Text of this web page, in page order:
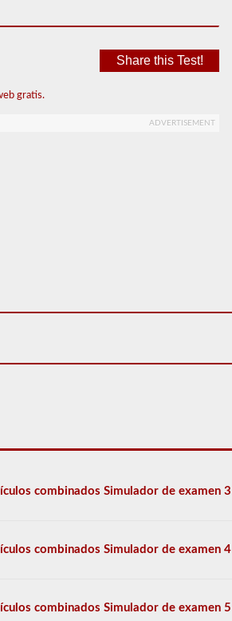
Share this Test!
gratis.
ADVERTISEMENT
combinados Simulador de examen 3
combinados Simulador de examen 4
combinados Simulador de examen 5